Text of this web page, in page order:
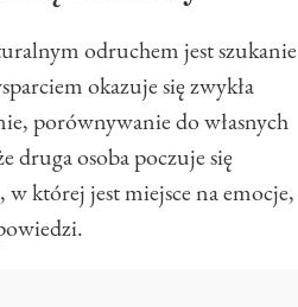
odruchem jest szukanie
okazuje się zwykła
porównywanie do własnych
druga osoba poczuje się
której jest miejsce na emocje,